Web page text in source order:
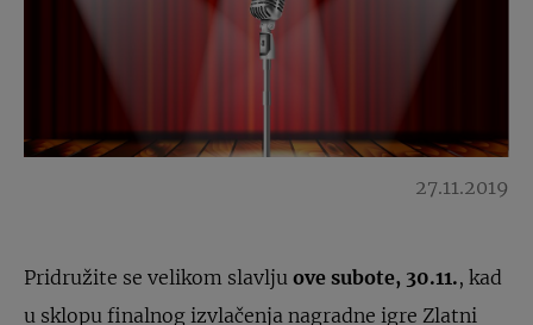
27.11.2019
Pridružite se velikom slavlju ove subote, 30.11., kad
u sklopu finalnog izvlačenja nagradne igre Zlatni